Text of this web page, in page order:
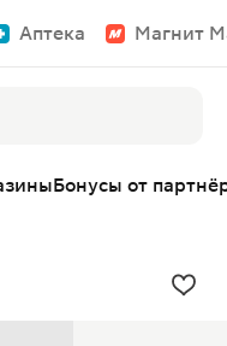
Аптека Магнит
Бонусы от